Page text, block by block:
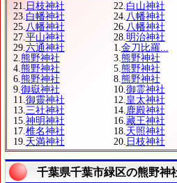
21. 日枝神社 22.白山神社
23.白幡神社 24.八幡神社
25.八幡神社 26.八幡神社
27.平山神社 28.明治神社
29.六通神社 1.金刀比羅...
2.熊野神社 3.熊野神社
4.熊野神社 5.熊野神社
6.熊野神社 8.熊野神社
9.御嶽神社 10.御霊神社
11.御靈神社 12.皇太神社
13.三社神社 14.鹿殿神社
15.神明神社 16.藏王神社
17.椎名神社 18.天照神社
19.天満神社 20. 日枝神社
千葉県千葉市緑区の熊野神